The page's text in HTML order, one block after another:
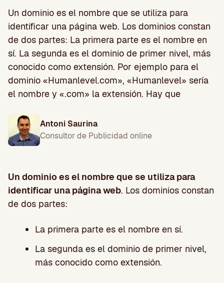
Un dominio es el nombre que se utiliza para
identificar una página web. Los dominios constan
de dos partes: La primera parte es el nombre en
sí. La segunda es el dominio de primer nivel, más
conocido como extensión. Por ejemplo para el
dominio «Humanlevel.com», «Humanlevel» sería
el nombre y «.com» la extensión. Hay que
Antoni Saurina
Consultor de Publicidad online
Un dominio es el nombre que se utiliza para
identificar una página web. Los dominios constan
de dos partes:
La primera parte es el nombre en sí.
La segunda es el dominio de primer nivel,
más conocido como extensión.